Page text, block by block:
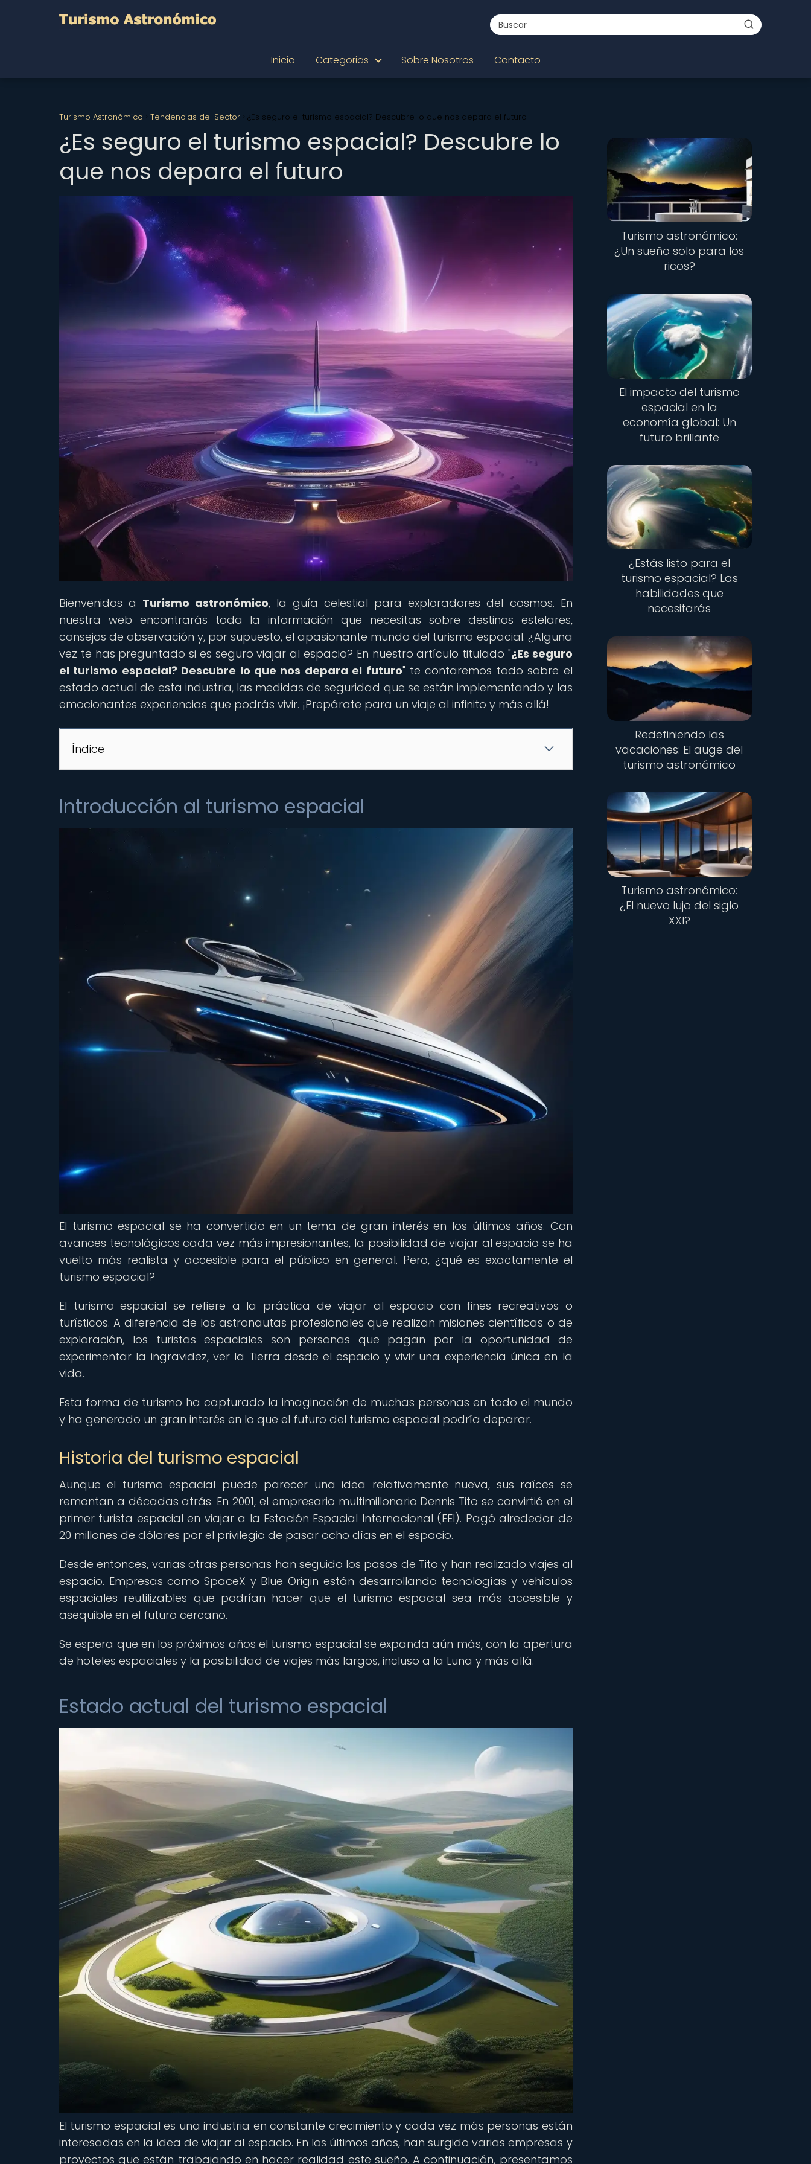
Inicio Categorias Sobre Nosotros Contacto
Turismo Astronómico Tendencias del Sector ¿Es seguro el turismo espacial? Descubre lo que nos depara el futuro
¿Es seguro el turismo espacial? Descubre lo
que nos depara el futuro
Bienvenidos a Turismo astronómico, la guía celestial para exploradores del cosmos. En
nuestra web encontrarás toda la información que necesitas sobre destinos estelares,
consejos de observación y, por supuesto, el apasionante mundo del turismo espacial. ¿Alguna
vez te has preguntado si es seguro viajar al espacio? En nuestro artículo titulado "¿Es seguro
el turismo espacial? Descubre lo que nos depara el futuro" te contaremos todo sobre el
estado actual de esta industria, las medidas de seguridad que se están implementando y las
emocionantes experiencias que podrás vivir. ¡Prepárate para un viaje al infinito y más allá!
Índice
Introducción al turismo espacial
El turismo espacial se ha convertido en un tema de gran interés en los últimos años. Con
avances tecnológicos cada vez más impresionantes, la posibilidad de viajar al espacio se ha
vuelto más realista y accesible para el público en general. Pero, ¿qué es exactamente el
turismo espacial?
El turismo espacial se refiere a la práctica de viajar al espacio con fines recreativos o
turísticos. A diferencia de los astronautas profesionales que realizan misiones científicas o de
exploración, los turistas espaciales son personas que pagan por la oportunidad de
experimentar la ingravidez, ver la Tierra desde el espacio y vivir una experiencia única en la
vida.
Esta forma de turismo ha capturado la imaginación de muchas personas en todo el mundo
y ha generado un gran interés en lo que el futuro del turismo espacial podría deparar.
Historia del turismo espacial
Aunque el turismo espacial puede parecer una idea relativamente nueva, sus raíces se
remontan a décadas atrás. En 2001, el empresario multimillonario Dennis Tito se convirtió en el
primer turista espacial en viajar a la Estación Espacial Internacional (EEI). Pagó alrededor de
20 millones de dólares por el privilegio de pasar ocho días en el espacio.
Desde entonces, varias otras personas han seguido los pasos de Tito y han realizado viajes al
espacio. Empresas como SpaceX y Blue Origin están desarrollando tecnologías y vehículos
espaciales reutilizables que podrían hacer que el turismo espacial sea más accesible y
asequible en el futuro cercano.
Se espera que en los próximos años el turismo espacial se expanda aún más, con la apertura
de hoteles espaciales y la posibilidad de viajes más largos, incluso a la Luna y más allá.
Estado actual del turismo espacial
El turismo espacial es una industria en constante crecimiento y cada vez más personas están
interesadas en la idea de viajar al espacio. En los últimos años, han surgido varias empresas y
proyectos que están trabajando en hacer realidad este sueño. A continuación, presentamos
Turismo astronómico:
¿Un sueño solo para los
ricos?
El impacto del turismo
espacial en la
economía global: Un
futuro brillante
¿Estás listo para el
turismo espacial? Las
habilidades que
necesitarás
Redefiniendo las
vacaciones: El auge del
turismo astronómico
Turismo astronómico:
¿El nuevo lujo del siglo
XXI?